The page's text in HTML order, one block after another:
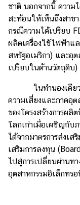
ชาติ นอกจากนี้ ความ
สะท้อนให้เห็นถึงสาข
กรณีความได้เปรียบ
ผลิตเครื่องใช้ไฟฟ้าแ
สหรัฐอเมริกา) และอุ
เปรียบในด้านวัตถุดิบ)
ในทำนองเดียวกัน
ความเสี่ยงและภาคอุ
ของโครงสร้างการผ
โลกเก่าเมื่อเผชิญกับ
ได้จากมาตรการส่งเส
เสริมการลงทุน
ไปสู่การเปลี่ยนผ่านท
อุตสาหกรรมอิเล็กทร